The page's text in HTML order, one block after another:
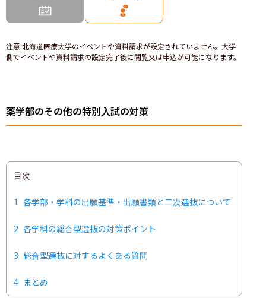
注意:北海道医療大学のイベントや資料請求が設定されていません。大学
側でイベントや資料請求の設定完了後に閲覧又は申込が可能になります。
薬学部のその他の特別入試の対策
目次
1 各学部・学科の出願基準・出願書類と二次選抜について
2 各学科の総合型選抜の対策ポイント
3 総合型選抜に対するよくある質問
4 まとめ